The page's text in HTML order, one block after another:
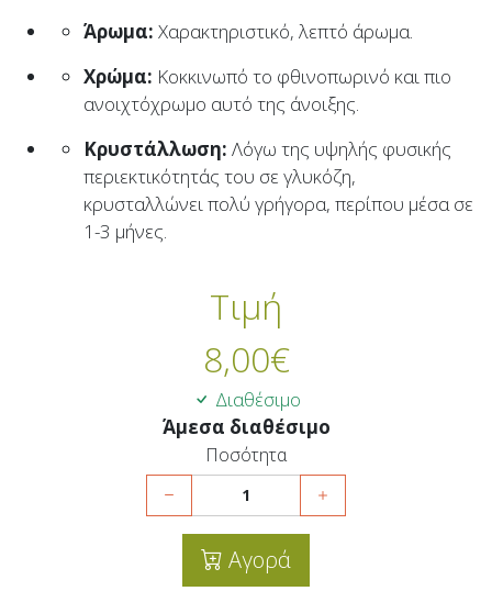
Άρωμα: Xαρακτηριστικό, λεπτό άρωμα.
Xρώμα: Kοκκινωπό το φθινοπωρινό και πιο
ανοιχτόχρωμο αυτό της άνοιξης.
Kρυστάλλωση: Λόγω της υψηλής φυσικής
περιεκτικότητάς του σε γλυκόζη,
κρυσταλλώνει πολύ γρήγορα, περίπου μέσα σε
1-3 μήνες.
Τιμή
8,00€
Διαθέσιμο
Άμεσα διαθέσιμο
Ποσότητα
Αγορά